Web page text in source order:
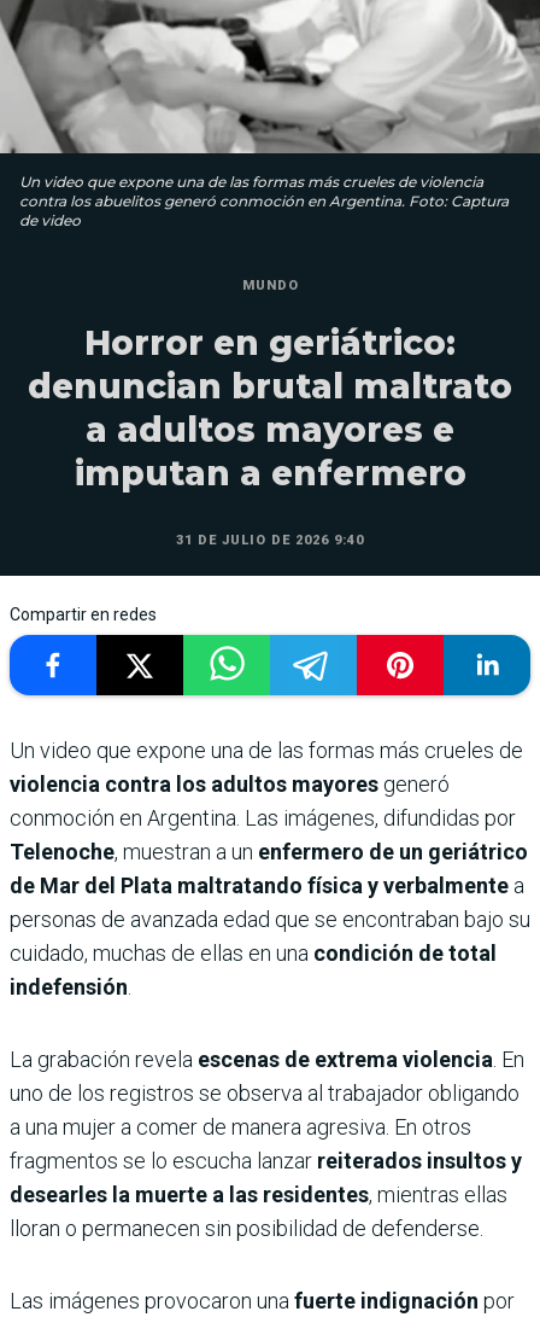
Un video que expone una de las formas más crueles de violencia
contra los abuelitos generó conmoción en Argentina. Foto: Captura
de video
MUNDO
Horror en geriátrico:
denuncian brutal maltrato
a adultos mayores e
imputan a enfermero
31 DE JULIO DE 2026 9:40
Compartir en redes
Un video que expone una de las formas más crueles de
violencia contra los adultos mayores generó
conmoción en Argentina. Las imágenes, difundidas por
Telenoche, muestran a un enfermero de un geriátrico
de Mar del Plata maltratando física y verbalmente a
personas de avanzada edad que se encontraban bajo su
cuidado, muchas de ellas en una condición de total
indefensión
La grabación revela escenas de extrema violencia . En
uno de los registros se observa al trabajador obligando
a una mujer a comer de manera agresiva. En otros
fragmentos se lo escucha lanzar reiterados insultos y
desearles la muerte a las residentes, mientras ellas
lloran o permanecen sin posibilidad de defenderse.
Las imágenes provocaron una fuerte indignación por